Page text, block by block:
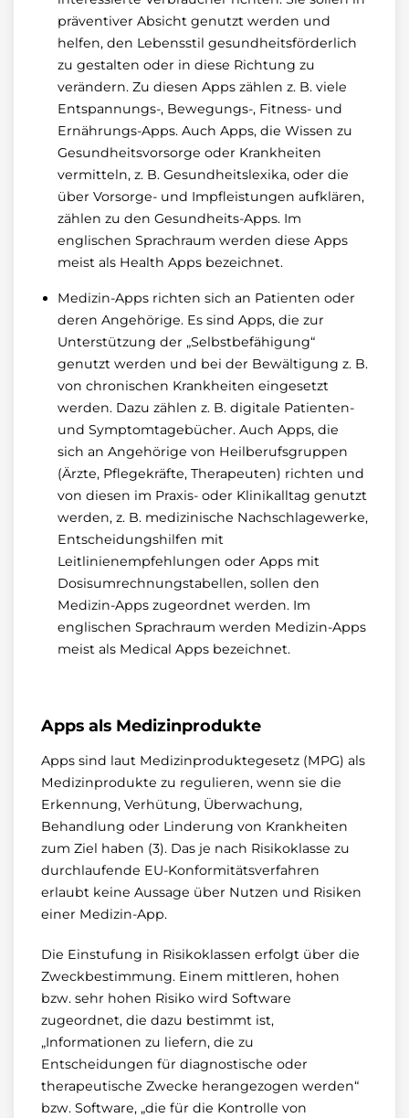
präventiver Absicht genutzt werden und
helfen, den Lebensstil gesundheitsförderlich
zu gestalten oder in diese Richtung zu
verändern. Zu diesen Apps zählen z. B. viele
Entspannungs-, Bewegungs-, Fitness- und
Ernährungs-Apps. Auch Apps, die Wissen zu
Gesundheitsvorsorge oder Krankheiten
vermitteln, z. B. Gesundheitslexika, oder die
über Vorsorge- und Impfleistungen aufklären,
zählen zu den Gesundheits-Apps. Im
englischen Sprachraum werden diese Apps
meist als Health Apps bezeichnet.
Medizin-Apps richten sich an Patienten oder
deren Angehörige. Es sind Apps, die zur
Unterstützung der „Selbstbefähigung“
genutzt werden und bei der Bewältigung z. B.
von chronischen Krankheiten eingesetzt
werden. Dazu zählen z. B. digitale Patienten-
und Symptomtagebücher. Auch Apps, die
sich an Angehörige von Heilberufsgruppen
(Ärzte, Pflegekräfte, Therapeuten) richten und
von diesen im Praxis- oder Klinikalltag genutzt
werden, z. B. medizinische Nachschlagewerke,
Entscheidungshilfen mit
Leitlinienempfehlungen oder Apps mit
Dosisumrechnungstabellen, sollen den
Medizin-Apps zugeordnet werden. Im
englischen Sprachraum werden Medizin-Apps
meist als Medical Apps bezeichnet.
Apps als Medizinprodukte
Apps sind laut Medizinproduktegesetz (MPG) als
Medizinprodukte zu regulieren, wenn sie die
Erkennung, Verhütung, Überwachung,
Behandlung oder Linderung von Krankheiten
zum Ziel haben (3). Das je nach Risikoklasse zu
durchlaufende EU-Konformitätsverfahren
erlaubt keine Aussage über Nutzen und Risiken
einer Medizin-App.
Die Einstufung in Risikoklassen erfolgt über die
Zweckbestimmung. Einem mittleren, hohen
bzw. sehr hohen Risiko wird Software
zugeordnet, die dazu bestimmt ist,
„Informationen zu liefern, die zu
Entscheidungen für diagnostische oder
therapeutische Zwecke herangezogen werden“
bzw. Software, „die für die Kontrolle von